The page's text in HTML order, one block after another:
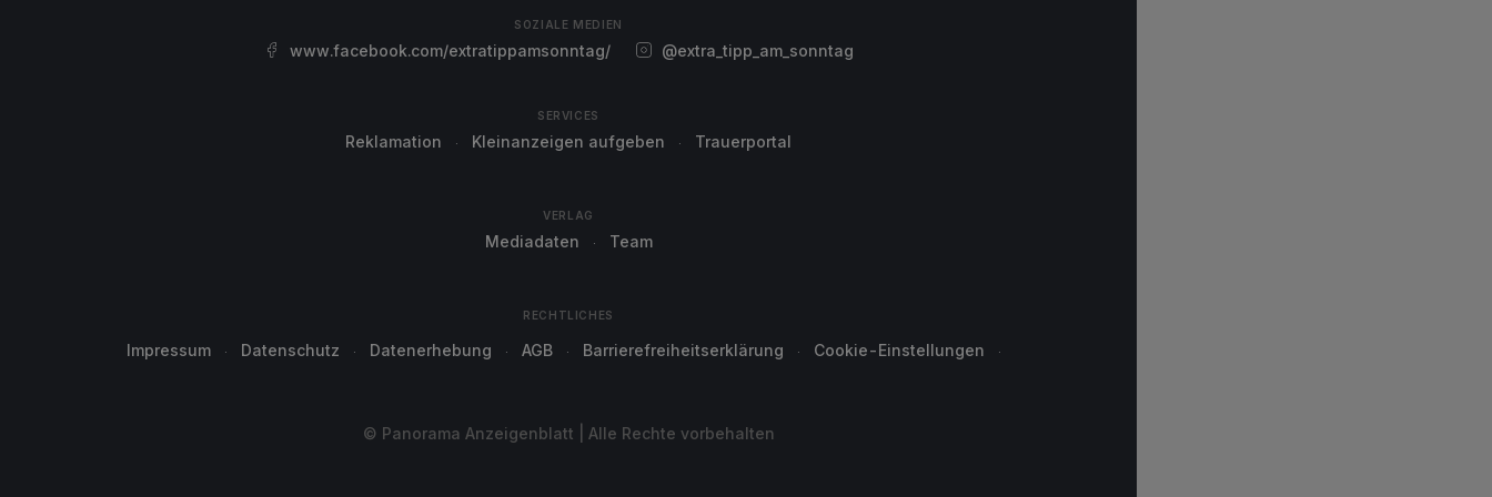
SOZIALE MEDIEN
www.facebook.com/extratippamsonntag/ @extra_tipp_am_sonntag
SERVICES
Reklamation Kleinanzeigen aufgeben Trauerportal
VERLAG
Mediadaten Team
RECHTLICHES
Impressum Datenschutz Datenerhebung AGB Barrierefreiheitserklärung Cookie-Einstellungen
© Panorama Anzeigenblatt | Alle Rechte vorbehalten